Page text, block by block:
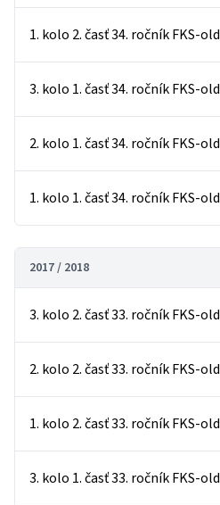
1. kolo 2. časť 34. ročník FKS-old
3. kolo 1. časť 34. ročník FKS-old
2. kolo 1. časť 34. ročník FKS-old
1. kolo 1. časť 34. ročník FKS-old
2017 / 2018
3. kolo 2. časť 33. ročník FKS-old
2. kolo 2. časť 33. ročník FKS-old
1. kolo 2. časť 33. ročník FKS-old
3. kolo 1. časť 33. ročník FKS-old